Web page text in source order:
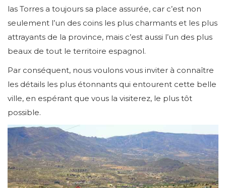
las Torres a toujours sa place assurée, car c’est non
seulement l’un des coins les plus charmants et les plus
attrayants de la province, mais c’est aussi l’un des plus
beaux de tout le territoire espagnol.
Par conséquent, nous voulons vous inviter à connaître
les détails les plus étonnants qui entourent cette belle
ville, en espérant que vous la visiterez, le plus tôt
possible.